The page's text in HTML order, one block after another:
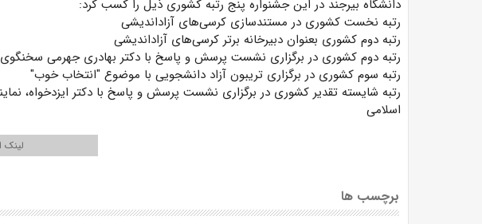
دانشگاه بیرجند در این جشنواره پنج رتبه کشوری ذیل را کسب کرد:
رتبه نخست کشوری در مستندسازی کرسی‌های آزاداندیشی
رتبه دوم کشوری بعنوان دبیرخانه برتر کرسی‌های آزاداندیشی
رتبه دوم کشوری در برگزاری نشست پرسش و پاسخ با دکتر بهادری جهرمی
رتبه سوم کشوری در برگزاری تریبون آزاد دانشجویی با موضوع "انتخاب خوب"
رتبه شایسته تقدیر کشوری در برگزاری نشست پرسش و پاسخ با دکتر ایزدخواه،
اسلامی
لینک
برچسب ها